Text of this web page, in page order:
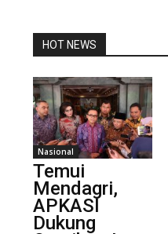
HOT NEWS
Nasional
Temui
Mendagri,
APKASI
Dukung